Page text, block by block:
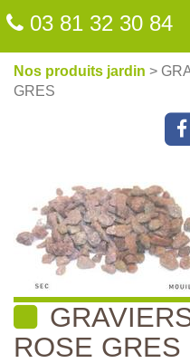
03 81 32 30 84
Nos produits jardin >
GRES
ROSE GRES